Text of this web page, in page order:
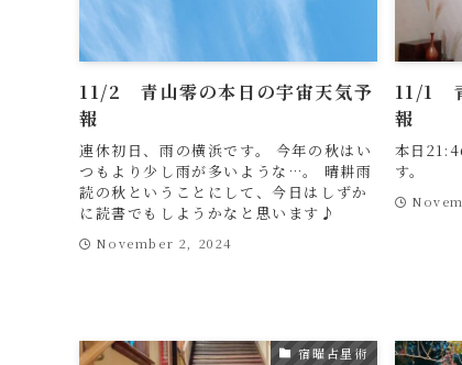
11/2 青山零の本日の宇宙天気予
報
連休初日、雨の横浜です。 今年の秋はい
つもより少し雨が多いような…。 晴耕雨
読の秋ということにして、今日はしずか
に読書でもしようかなと思います♪
November 2, 2024
11/1
報
本日
す。
宿曜占星術